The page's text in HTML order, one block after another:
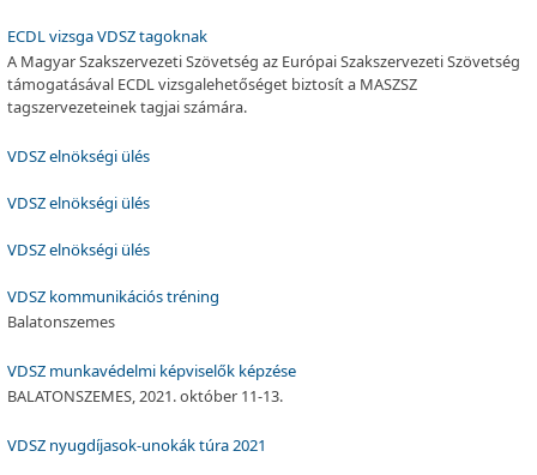
ECDL vizsga VDSZ tagoknak
A Magyar Szakszervezeti Szövetség az Európai Szakszervezeti Szövetség
támogatásával ECDL vizsgalehetőséget biztosít a MASZSZ
tagszervezeteinek tagjai számára.
VDSZ elnökségi ülés
VDSZ elnökségi ülés
VDSZ elnökségi ülés
VDSZ kommunikációs tréning
Balatonszemes
VDSZ munkavédelmi képviselők képzése
BALATONSZEMES, 2021. október 11-13.
VDSZ nyugdíjasok-unokák túra 2021